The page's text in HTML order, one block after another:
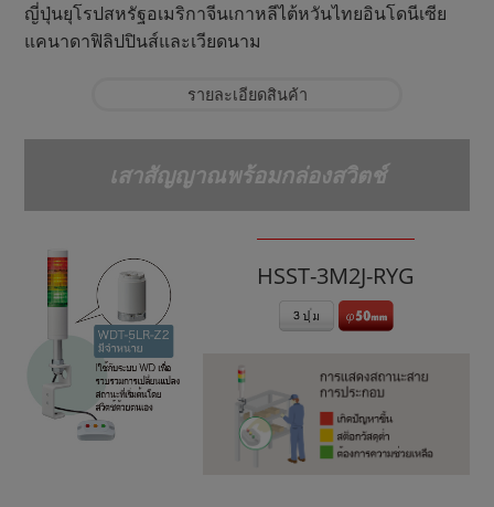
ญี่ปุ่นยุโรปสหรัฐอเมริกาจีนเกาหลีไต้หวันไทยอินโดนีเซีย
แคนาดาฟิลิปปินส์และเวียดนาม
รายละเอียดสินค้า
เสาสัญญาณพร้อมกล่องสวิตช์
HSST-3M2J-RYG